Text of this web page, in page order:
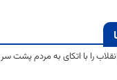
را با اتکای به مردم پشت سر